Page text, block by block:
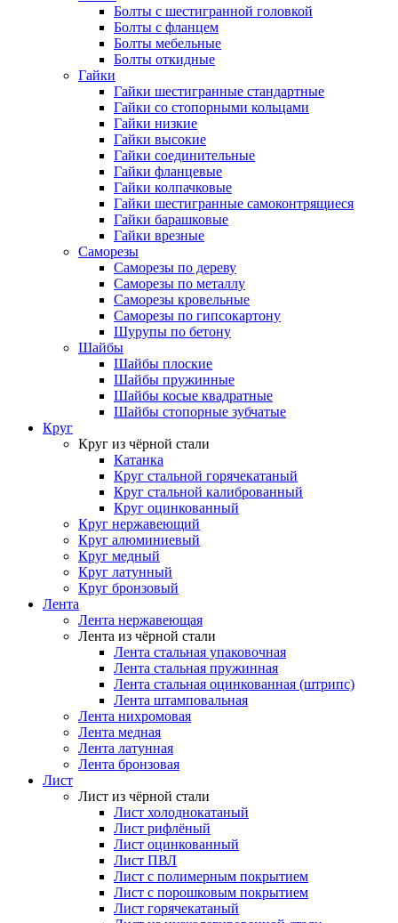
Болты с шестигранной головкой
Болты с фланцем
Болты мебельные
Болты откидные
Гайки
Гайки шестигранные стандартные
Гайки со стопорными кольцами
Гайки низкие
Гайки высокие
Гайки соединительные
Гайки фланцевые
Гайки колпачковые
Гайки шестигранные самоконтрящиеся
Гайки барашковые
Гайки врезные
Саморезы
Саморезы по дереву
Саморезы по металлу
Саморезы кровельные
Саморезы по гипсокартону
Шурупы по бетону
Шайбы
Шайбы плоские
Шайбы пружинные
Шайбы косые квадратные
Шайбы стопорные зубчатые
Круг
Круг из чёрной стали
Катанка
Круг стальной горячекатаный
Круг стальной калиброванный
Круг оцинкованный
Круг нержавеющий
Круг алюминиевый
Круг медный
Круг латунный
Круг бронзовый
Лента
Лента нержавеющая
Лента из чёрной стали
Лента стальная упаковочная
Лента стальная пружинная
Лента стальная оцинкованная (штрипс)
Лента штамповальная
Лента нихромовая
Лента медная
Лента латунная
Лента бронзовая
Лист
Лист из чёрной стали
Лист холоднокатаный
Лист рифлёный
Лист оцинкованный
Лист ПВЛ
Лист с полимерным покрытием
Лист с порошковым покрытием
Лист горячекатаный